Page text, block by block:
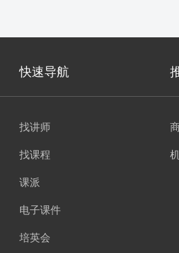
快速导航
找讲师
找课程
课派
电子课件
培英会